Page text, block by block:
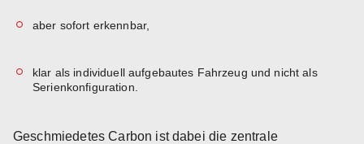
aber sofort erkennbar,
klar als individuell aufgebautes Fahrzeug und nicht als
Serienkonfiguration.
Geschmiedetes Carbon ist dabei die zentrale